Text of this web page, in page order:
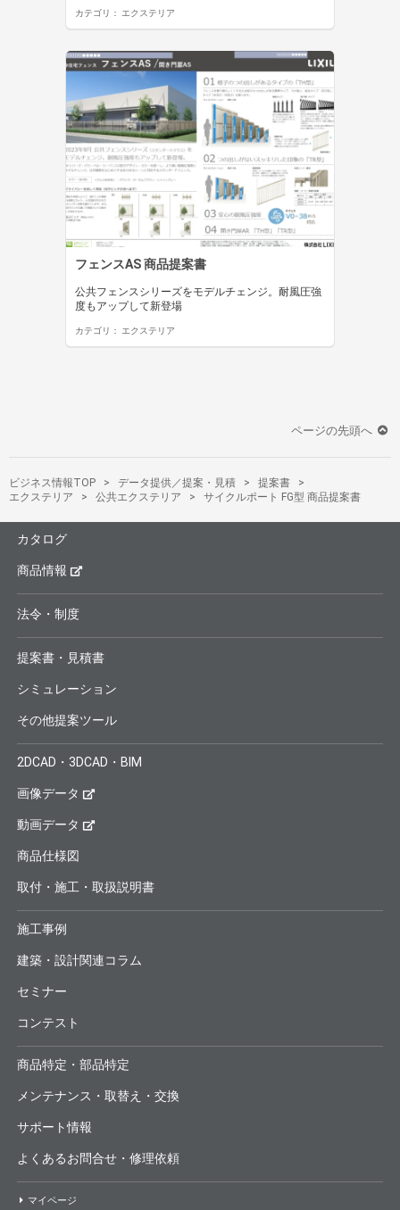
カテゴリ： エクステリア
フェンスAS 商品提案書
公共フェンスシリーズをモデルチェンジ。耐風圧強
度もアップして新登場
カテゴリ： エクステリア
ページの先頭へ
ビジネス情報TOP データ提供／提案・見積
提案書
エクステリア
公共エクステリア サイクルポート FG型 商品提案書
カタログ
商品情報
法令・制度
提案書・見積書
シミュレーション
その他提案ツール
2DCAD・3DCAD・BIM
画像データ
動画データ
商品仕様図
取付・施工・取扱説明書
施工事例
建築・設計関連コラム
セミナー
コンテスト
商品特定・部品特定
メンテナンス・取替え・交換
サポート情報
よくあるお問合せ・修理依頼
マイページ